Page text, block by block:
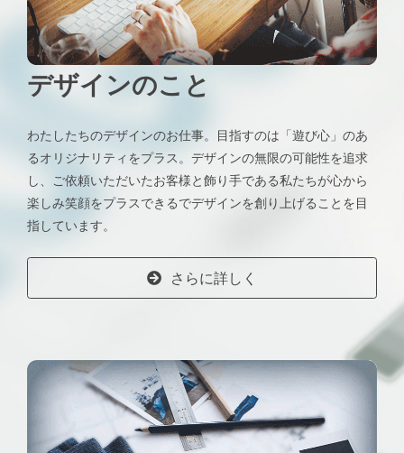
デザインのこと
わたしたちのデザインのお仕事。目指すのは「遊び心」のあ
るオリジナリティをプラス。デザインの無限の可能性を追求
し、ご依頼いただいたお客様と飾り手である私たちが心から
楽しみ笑顔をプラスできるでデザインを創り上げることを目
指しています。
さらに詳しく